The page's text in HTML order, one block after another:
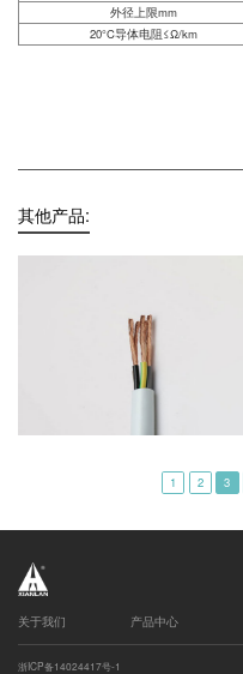
外径上限mm
20°C导体电阻≤Ω/km
其他产品:
1 2 3
关于我们 产品中心
浙ICP备14024417号-1